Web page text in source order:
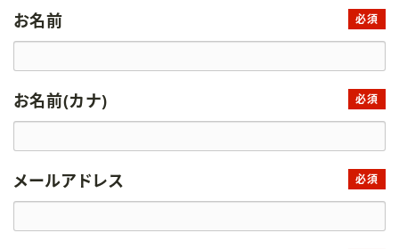
お名前 必須
お名前(カナ) 必須
メールアドレス 必須